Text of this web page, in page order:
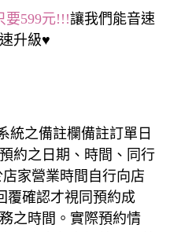
要599元!!!讓我們能音速
升級♥
統之備註欄備註訂單日
約之日期、時間、同行
家營業時間自行向店
覆確認才視同預約成
之時間。實際預約情